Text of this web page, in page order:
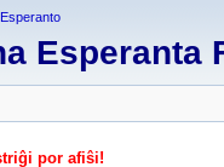
Esperanta
por afiŝi!